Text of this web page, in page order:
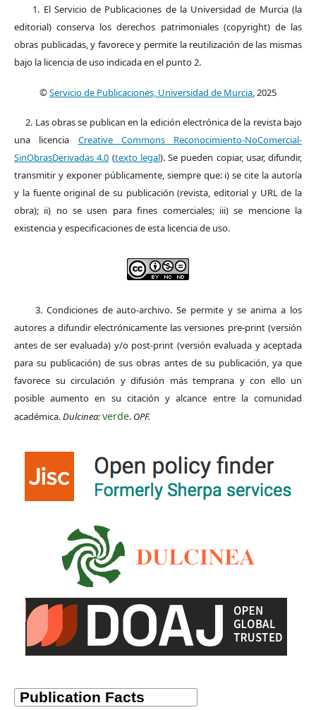
1. El Servicio de Publicaciones de la Universidad de Murcia (la
editorial) conserva los derechos patrimoniales (copyright) de las
obras publicadas, y favorece y permite la reutilización de las mismas
bajo la licencia de uso indicada en el punto 2.
©Servicio de Publicaciones, Universidad de Murcia, 2025
2. Las obras se publican en la edición electrónica de la revista bajo
una licencia Creative Commons Reconocimiento-NoComercial-
SinObrasDerivadas 4.0 (texto legal). Se pueden copiar, usar, difundir,
transmitir y exponer públicamente, siempre que: i) se cite la autoría
y la fuente original de su publicación (revista, editorial y URL de la
obra); ii) no se usen para fines comerciales; iii) se mencione la
existencia y especificaciones de esta licencia de uso.
3. Condiciones de auto-archivo. Se permite y se anima a los
autores a difundir electrónicamente las versiones pre-print (versión
antes de ser evaluada) y/o post-print (versión evaluada y aceptada
para su publicación) de sus obras antes de su publicación, ya que
favorece su circulación y difusión más temprana y con ello un
posible aumento en su citación y alcance entre la comunidad
académica.Dulcinea:verde. OPF.